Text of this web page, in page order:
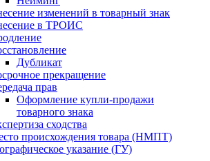
изменений в товарный знак
в ТРОИС
Дубликат
прекращение
прав
Оформление купли-продажи
товарного знака
сходства
происхождения товара (НМПТ)
указание (ГУ)